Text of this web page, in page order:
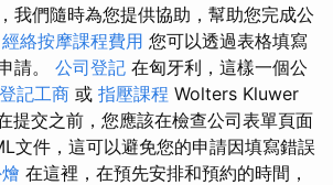
我們隨時為您提供協助，幫助您完成公
經絡按摩課程費用 您可以透過表格填寫
請。 公司登記 在匈牙利，這樣一個公
登記工商 或 指壓課程 Wolters Kluwer
提交之前，您應該在檢查公司表單頁面
文件，這可以避免您的申請因填寫錯誤
在這裡，在預先安排和預約的時間，